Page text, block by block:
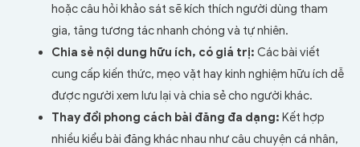
hoặc câu hỏi khảo sát sẽ kích thích người dùng tham
gia, tăng tương tác nhanh chóng và tự nhiên.
Chia sẻ nội dung hữu ích, có giá trị: Các bài viết
cung cấp kiến thức, mẹo vặt hay kinh nghiệm hữu ích dễ
được người xem lưu lại và chia sẻ cho người khác.
Thay đổi phong cách bài đăng đa dạng: Kết hợp
nhiều kiểu bài đăng khác nhau như câu chuyện cá nhân,